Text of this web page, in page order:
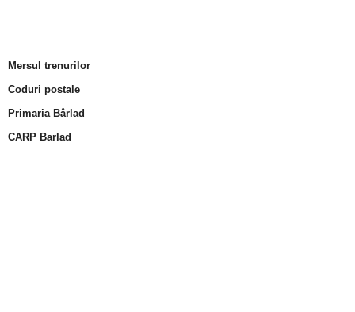
Mersul trenurilor
Coduri postale
Primaria Bârlad
CARP Barlad